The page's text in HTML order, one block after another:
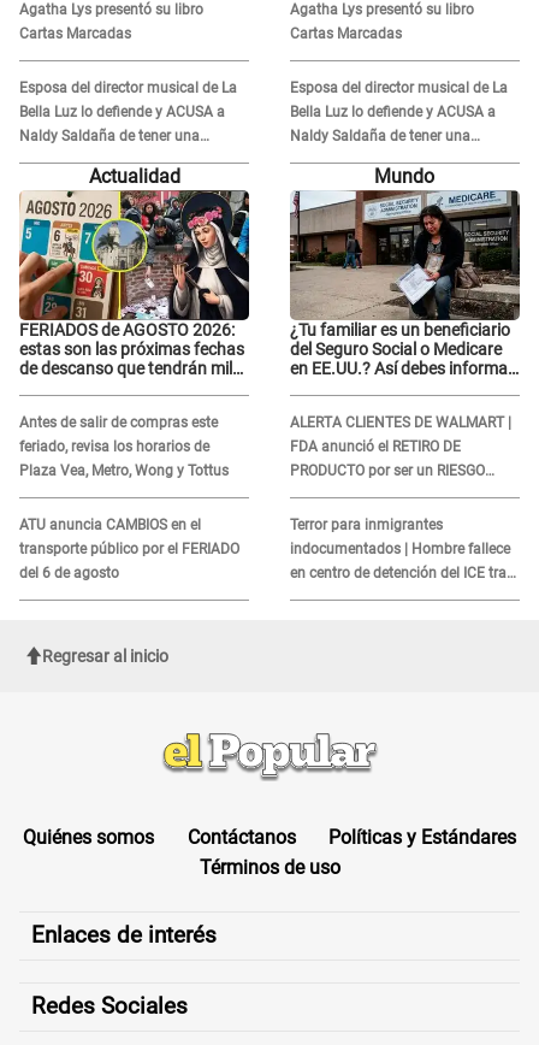
grabar"
Agatha Lys presentó su libro
Cartas Marcadas
Esposa del director musical de La
Bella Luz lo defiende y ACUSA a
Naldy Saldaña de tener una
relación con él y otros integrantes
grabar"
Agatha Lys presentó su libro
Cartas Marcadas
Esposa del director musical de La
Bella Luz lo defiende y ACUSA a
Naldy Saldaña de tener una
relación con él y otros integrantes
Actualidad
FERIADOS de AGOSTO 2026:
estas son las próximas fechas
de descanso que tendrán miles
Antes de salir de compras este
feriado, revisa los horarios de
Plaza Vea, Metro, Wong y Tottus
ATU anuncia CAMBIOS en el
transporte público por el FERIADO
del 6 de agosto
Mundo
¿Tu familiar es un beneficiario
del Seguro Social o Medicare
en EE.UU.? Así debes informar
ALERTA CLIENTES DE WALMART |
FDA anunció el RETIRO DE
PRODUCTO por ser un RIESGO
MORTAL para consumidores: ¿Cuál
es?
Terror para inmigrantes
indocumentados | Hombre fallece
en centro de detención del ICE tras
sufrir una "emergencia médica"
Regresar al inicio
Quiénes somos Contáctanos
Políticas y Estándares
Términos de uso
Enlaces de interés
Redes Sociales